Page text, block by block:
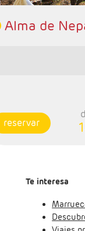
Alma de
reservar
Te interesa